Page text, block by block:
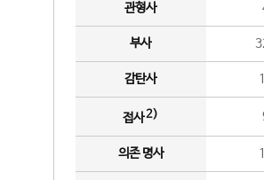
관형사
부사
감탄사
접사2)
의존 명사